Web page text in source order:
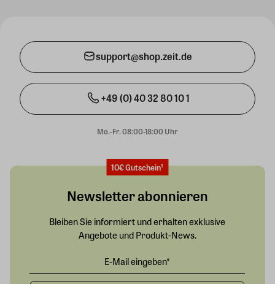
support@shop.zeit.de
+49 (0) 40 32 80 10 1
Mo.-Fr. 08:00-18:00 Uhr
10€ Gutschein¹
Newsletter abonnieren
Bleiben Sie informiert und erhalten exklusive
Angebote und Produkt-News.